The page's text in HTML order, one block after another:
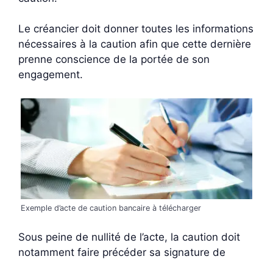
Le créancier doit donner toutes les informations
nécessaires à la caution afin que cette dernière
prenne conscience de la portée de son
engagement.
Exemple d’acte de caution bancaire à télécharger
Sous peine de nullité de l’acte, la caution doit
notamment faire précéder sa signature de